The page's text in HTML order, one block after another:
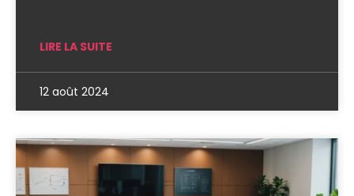
LIRE LA SUITE
12 août 2024